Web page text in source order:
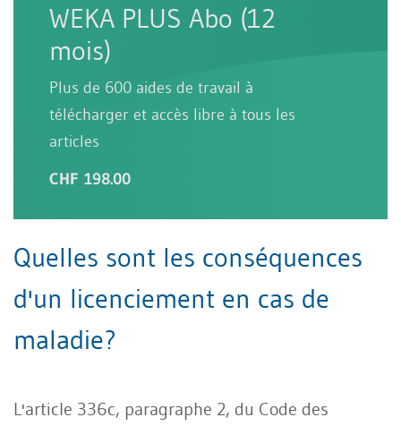
WEKA PLUS Abo (12
mois)
Plus de 600 aides de travail à
télécharger et accès libre à tous les
articles
CHF 198.00
Quelles sont les conséquences
d'un licenciement en cas de
maladie?
L'article 336c, paragraphe 2, du Code des